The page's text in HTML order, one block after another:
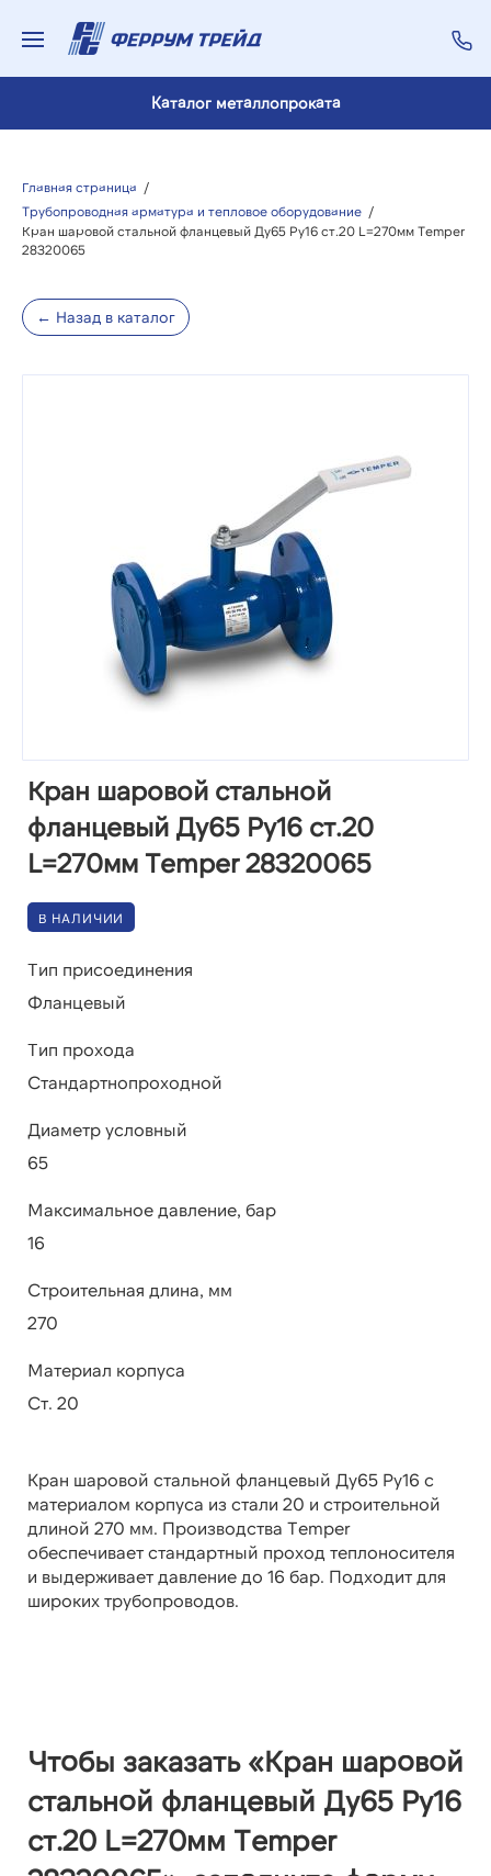
Каталог металлопроката
Главная страница /
Трубопроводная арматура и тепловое оборудование /
Кран шаровой стальной фланцевый Ду65 Ру16 ст.20 L=270мм Temper
28320065
← Назад в каталог
Кран шаровой стальной
фланцевый Ду65 Ру16 ст.20
L=270мм Temper 28320065
В НАЛИЧИИ
Тип присоединения
Фланцевый
Тип прохода
Стандартнопроходной
Диаметр условный
65
Максимальное давление, бар
16
Строительная длина, мм
270
Материал корпуса
Ст. 20
Кран шаровой стальной фланцевый Ду65 Ру16 с
материалом корпуса из стали 20 и строительной
длиной 270 мм. Производства Temper
обеспечивает стандартный проход теплоносителя
и выдерживает давление до 16 бар. Подходит для
широких трубопроводов.
Чтобы заказать «Кран шаровой
стальной фланцевый Ду65 Ру16
ст.20 L=270мм Temper